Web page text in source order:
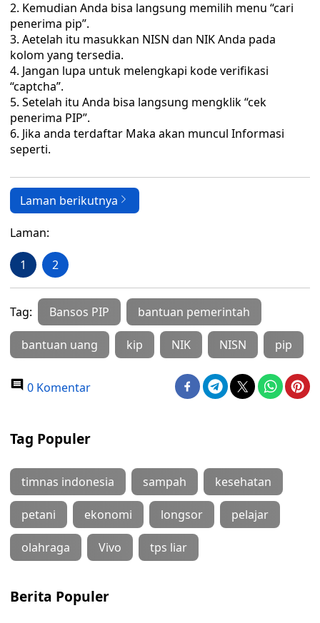
Kemudian Anda bisa langsung memilih menu “cari
penerima pip”.
Aetelah itu masukkan NISN dan NIK Anda pada
kolom yang tersedia.
Jangan lupa untuk melengkapi kode verifikasi
“captcha”.
Setelah itu Anda bisa langsung mengklik “cek
penerima PIP”.
Jika anda terdaftar Maka akan muncul Informasi
seperti.
Laman berikutnya
Laman:
1 2
Tag: Bansos PIP bantuan pemerintah
bantuan uang kip NIK NISN pip
0 Komentar
Tag Populer
timnas indonesia sampah kesehatan
petani ekonomi longsor pelajar
olahraga Vivo tps liar
Berita Populer